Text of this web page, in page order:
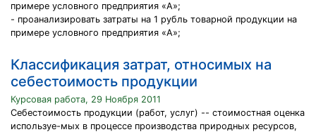
примере условного предприятия «А»;
- проанализировать затраты на 1 рубль товарной продукции на
примере условного предприятия «А»;
Классификация затрат, относимых на
себестоимость продукции
Курсовая работа, 29 Ноября 2011
Себестоимость продукции (работ, услуг) -- стоимостная оценка
используе-мых в процессе производства природных ресурсов,